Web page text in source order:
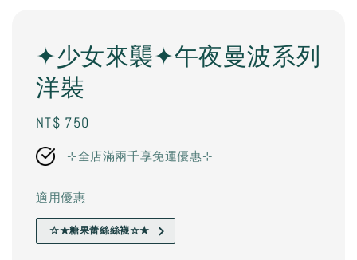
✦少女來襲✦午夜曼波系列
洋裝
Regular
price
NT$ 750
⊹全店滿兩千享免運優惠⊹
適用優惠
☆★糖果蕾絲絲襪☆★